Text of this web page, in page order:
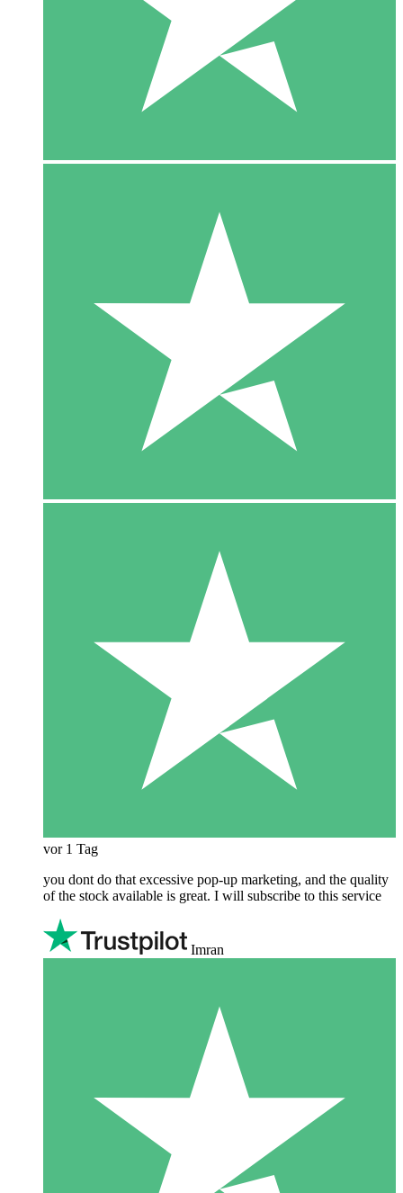
vor 1 Tag
you dont do that excessive pop-up marketing, and the quality
of the stock available is great. I will subscribe to this service
Imran